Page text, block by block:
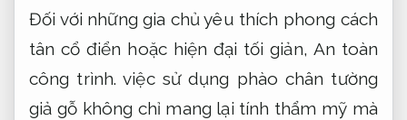
Đối với những gia chủ yêu thích phong cách
tân cổ điển hoặc hiện đại tối giản, An toàn
công trình. việc sử dụng phào chân tường
giả gỗ không chỉ mang lại tính thẩm mỹ mà